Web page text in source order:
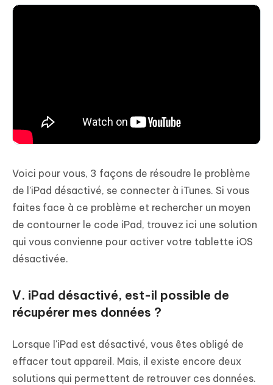
Voici pour vous, 3 façons de résoudre le problème
de l'iPad désactivé, se connecter à iTunes. Si vous
faites face à ce problème et rechercher un moyen
de contourner le code iPad, trouvez ici une solution
qui vous convienne pour activer votre tablette iOS
désactivée.
V. iPad désactivé, est-il possible de
récupérer mes données ?
Lorsque l'iPad est désactivé, vous êtes obligé de
effacer tout appareil. Mais, il existe encore deux
solutions qui permettent de retrouver ces données.